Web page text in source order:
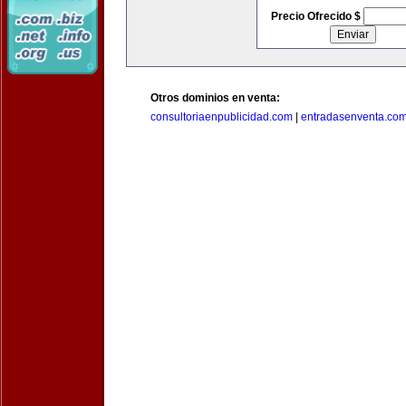
Precio Ofrecido $
Otros dominios en venta:
consultoriaenpublicidad.com